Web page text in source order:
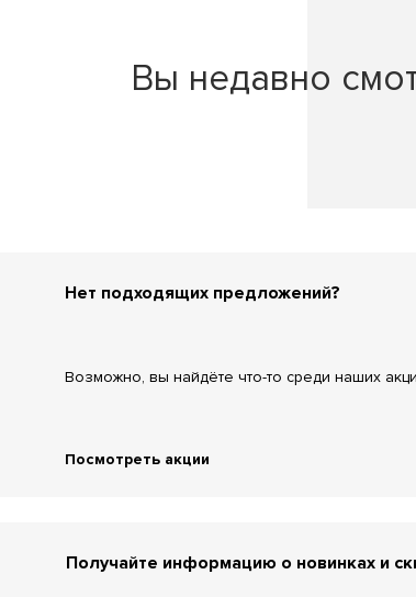
Вы недавно
Нет подходящих предложений?
Возможно, вы найдёте что-то среди наших
Посмотреть акции
Получайте информацию о новинках и